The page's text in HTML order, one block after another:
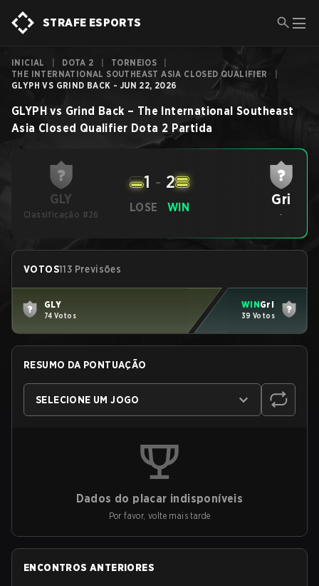
STRAFE ESPORTS
INICIAL DOTA 2 TORNEIOS
THE INTERNATIONAL SOUTHEAST ASIA CLOSED QUALIFIER
GLYPH VS GRIND BACK - JUN 22, 2026
GLYPH vs Grind Back – The International Southeast
Asia Closed Qualifier Dota 2 Partida
GLY
Classificação #26
LOSE
1 - 2
WIN Gri
-
VOTOS113 Previsões
GLY
74 Votos
WINGri
39 Votos
RESUMO DA PONTUAÇÃO
SELECIONE UM JOGO
Dados do placar indisponíveis
Por favor, volte mais tarde
ENCONTROS ANTERIORES